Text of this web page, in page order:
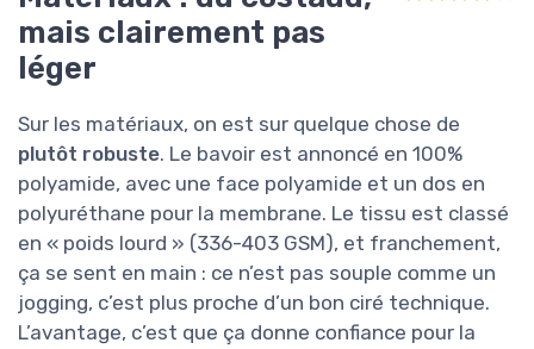
mais clairement pas
léger
Sur les matériaux, on est sur quelque chose de
plutôt robuste. Le bavoir est annoncé en 100%
polyamide, avec une face polyamide et un dos en
polyuréthane pour la membrane. Le tissu est classé
en « poids lourd » (336-403 GSM), et franchement,
ça se sent en main : ce n’est pas souple comme un
jogging, c’est plus proche d’un bon ciré technique.
L’avantage, c’est que ça donne confiance pour la